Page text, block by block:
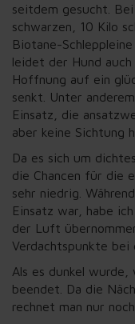
seitdem gesucht.
schwarzen, 10 Kilo
Biotane-
leidet der Hund
Hoffnung auf ein
senkt. Unter
Einsatz, die
aber keine Sichtung
Da es sich um
die Chancen für die
sehr niedrig.
Einsatz war, habe
der Luft
Verdachtspunkte bei
Als es dunkel wurde,
beendet. Da die
rechnet man nur